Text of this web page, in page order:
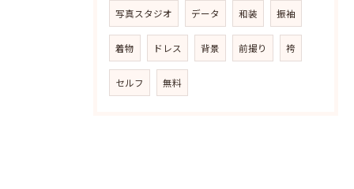
写真スタジオ データ 和装 振袖
着物 ドレス 背景 前撮り 袴
セルフ 無料